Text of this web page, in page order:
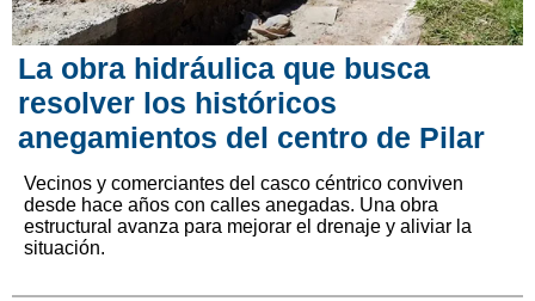
La obra hidráulica que busca
resolver los históricos
anegamientos del centro de Pilar
Vecinos y comerciantes del casco céntrico conviven
desde hace años con calles anegadas. Una obra
estructural avanza para mejorar el drenaje y aliviar la
situación.